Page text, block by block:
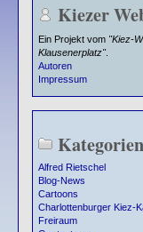
Kiezer
Ein Projekt vom "Kiez-
Klausenerplatz".
Autoren
Impressum
Kategorien
Alfred Rietschel
Blog-News
Cartoons
Charlottenburger Kiez-
Freiraum